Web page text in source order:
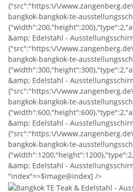
{"src":"https:\/\/
bangkok-bangkok-te-
&amp; Edelstahl -
{"src":"https:\/\/
bangkok-bangkok-te-
&amp; Edelstahl -
{"src":"https:\/\/
bangkok-bangkok-te-
&amp; Edelstahl -
{"src":"https:\/\/
bangkok-bangkok-te-
&amp; Edelstahl -
"index"=>$image@index] />